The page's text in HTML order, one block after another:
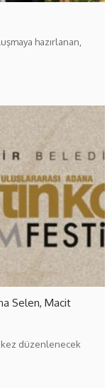
hazırlanan,
Selen, Macit
kez düzenlenecek